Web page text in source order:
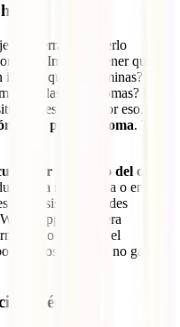
querrás resolverlo
¿Imaginas tener que
idioma que no dominas?
detallas tus síntomas? La
serias. Por eso, con
en tu propio idioma. Te lo
momento del día,
la madrugada o en días
para asistirte. Puedes
de manera
solo envíanos el
para que no gastes
médica